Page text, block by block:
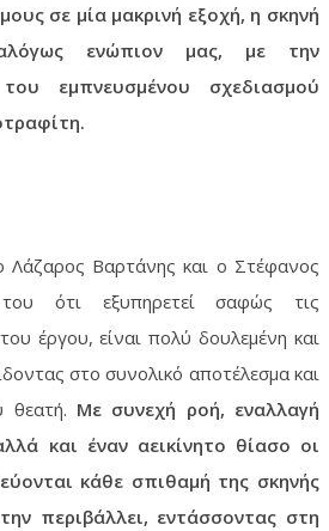
σε μία μακρινή εξοχή, η σκηνή
ενώπιον μας, με την
εμπνευσμένου σχεδιασμού
Βαρτάνης και ο Στέφανος
ότι εξυπηρετεί σαφώς τις
έργου, είναι πολύ δουλεμένη και
στο συνολικό αποτέλεσμα και
θεατή. Με συνεχή ροή, εναλλαγή
και έναν αεικίνητο θίασο οι
κάθε σπιθαμή της σκηνής
περιβάλλει, εντάσσοντας στη